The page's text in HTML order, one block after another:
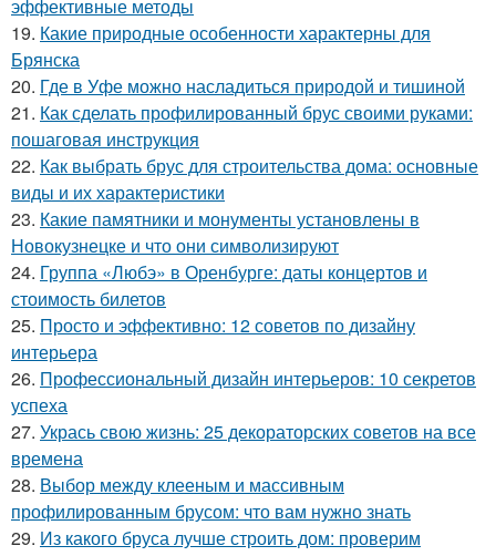
эффективные методы
19. Какие природные особенности характерны для
Брянска
20. Где в Уфе можно насладиться природой и тишиной
21. Как сделать профилированный брус своими руками:
пошаговая инструкция
22. Как выбрать брус для строительства дома: основные
виды и их характеристики
23. Какие памятники и монументы установлены в
Новокузнецке и что они символизируют
24. Группа «Любэ» в Оренбурге: даты концертов и
стоимость билетов
25. Просто и эффективно: 12 советов по дизайну
интерьера
26. Профессиональный дизайн интерьеров: 10 секретов
успеха
27. Укрась свою жизнь: 25 декораторских советов на все
времена
28. Выбор между клееным и массивным
профилированным брусом: что вам нужно знать
29. Из какого бруса лучше строить дом: проверим